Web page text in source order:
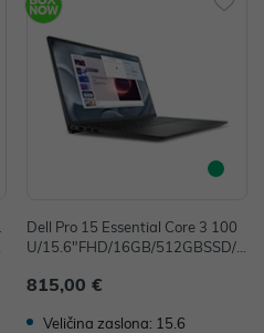
Dell Pro 15 Essential Core 3 100
U/15.6"FHD/16GB/512GBSSD/I
815,00 €
Veličina zaslona: 15.6